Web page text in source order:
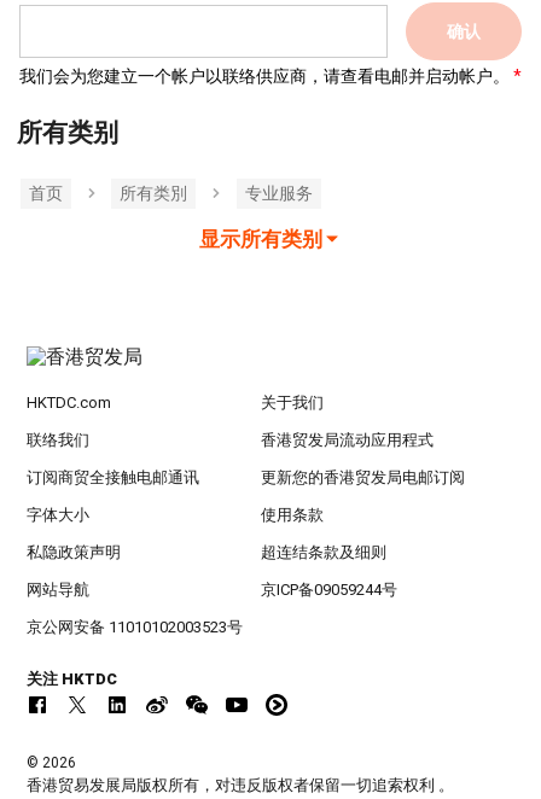
确认
我们会为您建立一个帐户以联络供应商，请查看电邮并启动帐户。
所有类别
首页 所有类別 专业服务
显示所有类别
HKTDC.com 关于我们
联络我们 香港贸发局流动应用程式
订阅商贸全接触电邮通讯 更新您的香港贸发局电邮订阅
字体大小 使用条款
私隐政策声明 超连结条款及细则
网站导航 京ICP备09059244号
京公网安备 11010102003523号
关注 HKTDC
© 2026
香港贸易发展局版权所有，对违反版权者保留一切追索权利 。